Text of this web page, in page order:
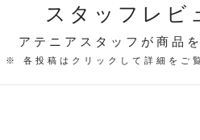
アテニア
スタッフレビ
アテニアスタッフが商品
※ 各投稿はクリックして詳細をご